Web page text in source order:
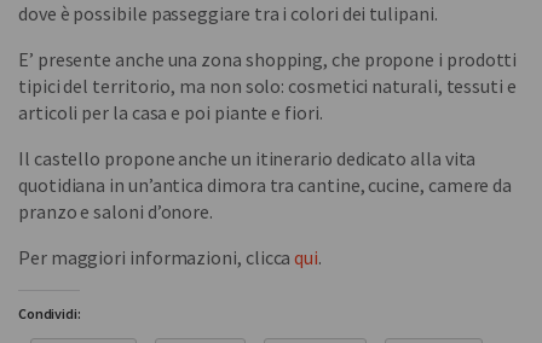
dove è possibile passeggiare tra i colori dei tulipani.
E’ presente anche una zona shopping, che propone i prodotti
tipici del territorio, ma non solo: cosmetici naturali, tessuti e
articoli per la casa e poi piante e fiori.
Il castello propone anche un itinerario dedicato alla vita
quotidiana in un’antica dimora tra cantine, cucine, camere da
pranzo e saloni d’onore.
Per maggiori informazioni, cliccaqui.
Condividi: